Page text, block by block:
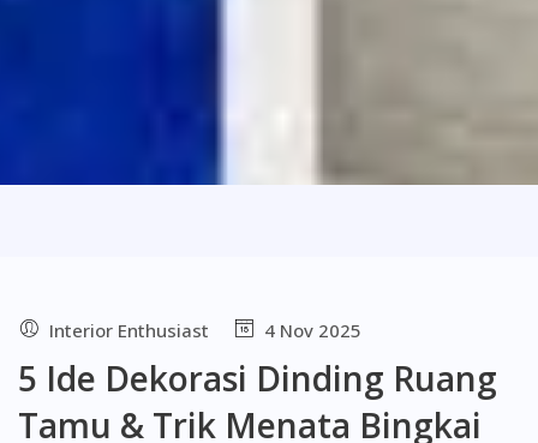
Interior Enthusiast 4 Nov 2025
5 Ide Dekorasi Dinding Ruang
Tamu & Trik Menata Bingkai